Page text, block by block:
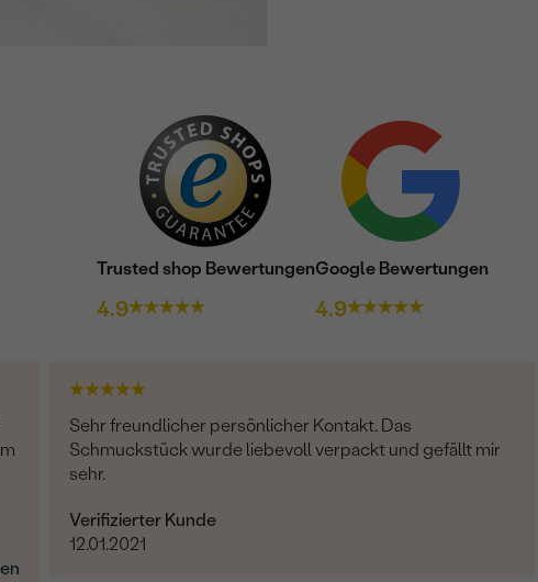
Trusted shop Bewertungen
4.9
Google Bewertungen
4.9
Sehr freundlicher persönlicher Kontakt. Das
Schmuckstück wurde liebevoll verpackt und gefällt mir
sehr.
Verifizierter Kunde
12.01.2021